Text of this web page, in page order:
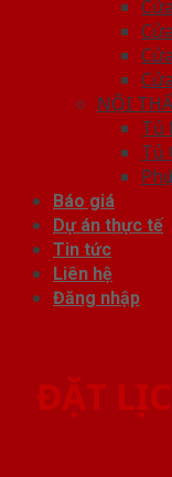
NỘI
Tủ
Tủ
Báo giá
Dự án thực tế
Tin tức
Liên hệ
Đăng nhập
ĐẶT